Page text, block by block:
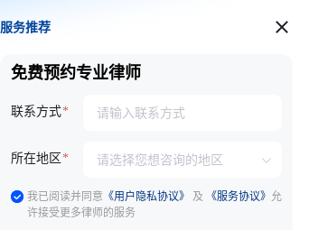
服务推荐
服务推荐
免费预约专业律师
联系方式
所在地区
我已阅读并同意 《用户隐私协议》 及 《服务协议》 允
许接受更多律师的服务